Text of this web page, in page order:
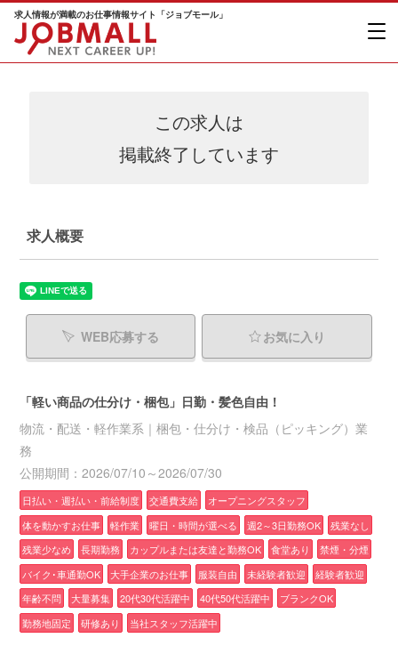
求人情報が満載のお仕事情報サイト「ジョブモール」
この求人は
掲載終了しています
求人概要
WEB応募する お気に入り
「軽い商品の仕分け・梱包」日勤・髪色自由！
物流・配送・軽作業系｜梱包・仕分け・検品（ピッキング）業
務
公開期間：2026/07/10～2026/07/30
日払い・週払い・前給制度 交通費支給
オープニングスタッフ
体を動かすお仕事
軽作業 曜日・時間が選べる 週2～3日勤務OK
残業なし
残業少なめ
長期勤務 カップルまたは友達と勤務OK 食堂あり
禁煙・分煙
バイク･車通勤OK
大手企業のお仕事 服装自由 未経験者歓迎
経験者歓迎
年齢不問
大量募集 20代30代活躍中 40代50代活躍中
ブランクOK
勤務地固定
研修あり 当社スタッフ活躍中